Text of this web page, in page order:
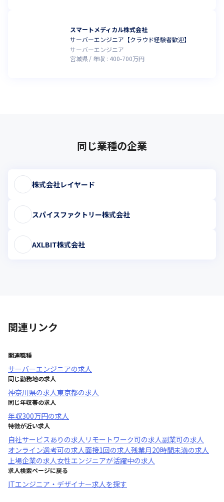
スマートメディカル株式会社
サーバーエンジニア【クラウド経験者歓迎】
サーバーエンジニア
宮城県
年収 : 400-700万円
同じ業種の企業
株式会社レイヤード
スパイスファクトリー株式会社
AXLBIT株式会社
関連リンク
関連職種
サーバーエンジニアの求人
同じ勤務地の求人
神奈川県の求人東京都の求人
同じ年収帯の求人
年収300万円の求人
特徴が近い求人
自社サービスあり の求人 リモートワーク可の求人副業可の求人
オンライン選考可の求人面接1回の求人残業月20時間未満の求人
上場企業の求人女性エンジニアが活躍中の求人
求人検索ページに戻る
ITエンジニア・デザイナー求人を探す